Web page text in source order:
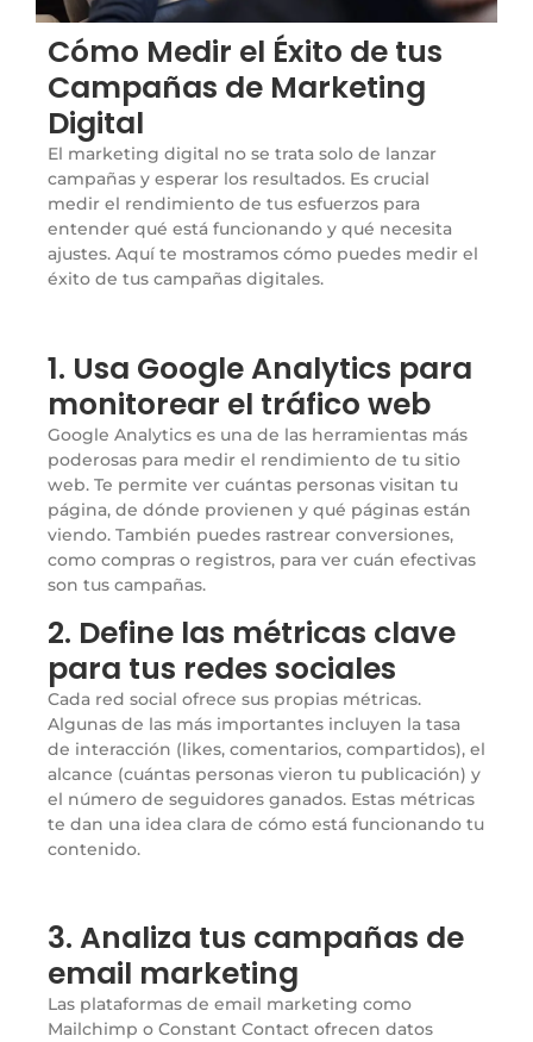
Cómo Medir el Éxito de tus
Campañas de Marketing
Digital
El marketing digital no se trata solo de lanzar
campañas y esperar los resultados. Es crucial
medir el rendimiento de tus esfuerzos para
entender qué está funcionando y qué necesita
ajustes. Aquí te mostramos cómo puedes medir el
éxito de tus campañas digitales.
1. Usa Google Analytics para
monitorear el tráfico web
Google Analytics es una de las herramientas más
poderosas para medir el rendimiento de tu sitio
web. Te permite ver cuántas personas visitan tu
página, de dónde provienen y qué páginas están
viendo. También puedes rastrear conversiones,
como compras o registros, para ver cuán efectivas
son tus campañas.
2. Define las métricas clave
para tus redes sociales
Cada red social ofrece sus propias métricas.
Algunas de las más importantes incluyen la tasa
de interacción (likes, comentarios, compartidos), el
alcance (cuántas personas vieron tu publicación) y
el número de seguidores ganados. Estas métricas
te dan una idea clara de cómo está funcionando tu
contenido.
3. Analiza tus campañas de
email marketing
Las plataformas de email marketing como
Mailchimp o Constant Contact ofrecen datos